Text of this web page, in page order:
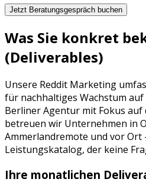
Jetzt Beratungsgespräch buchen
Was Sie konkret
(Deliverables)
Unsere Reddit Marketing
für nachhaltiges Wachstum auf
Berliner Agentur mit Fokus auf
betreuen wir Unternehmen in
Ammerlandremote und vor Ort
Leistungskatalog, der keine
Ihre monatlichen